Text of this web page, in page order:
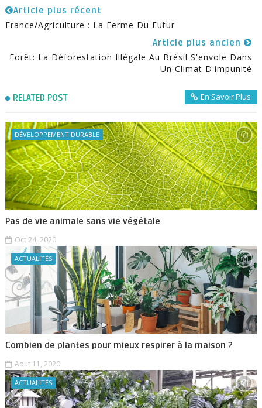
Article plus récent
France/Agriculture : La Ferme Du Futur
Article plus ancien
Forêt: La Déforestation Illégale Au Brésil S'envole Dans
Un Climat D'impunité
RELATED POST En Savoir Plus
DÉVELOPPEMENT DURABLE
Pas de vie animale sans vie végétale
Oct 24, 2020
ACTUALITÉS
Combien de plantes pour mieux respirer à la maison ?
Aout 11, 2020
ACTUALITÉS